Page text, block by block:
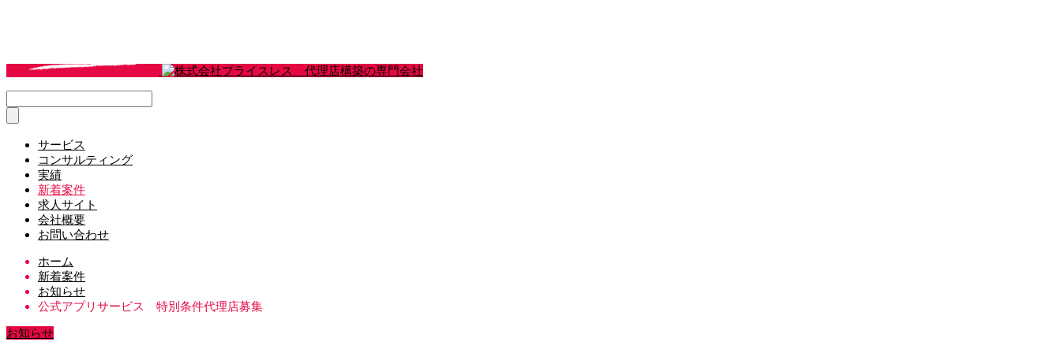
サービス
コンサルティング
実績
新着案件
求人サイト
会社概要
お問い合わせ
ホーム
新着案件
お知らせ
公式アプリサービス 特別条件代理店募集
お知らせ